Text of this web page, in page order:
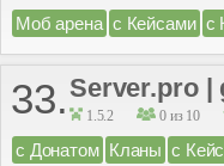
Моб арена с Кейсами с
33. Server.pro |
1.5.2 0 из 10
с Донатом Кланы с